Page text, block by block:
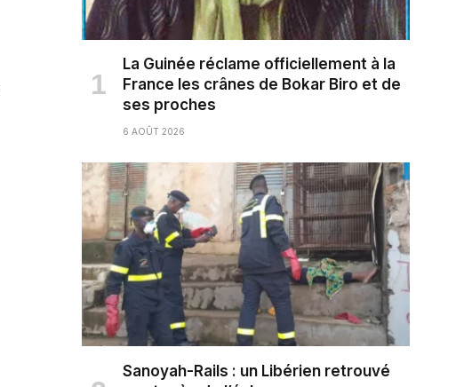
La Guinée réclame officiellement à la
France les crânes de Bokar Biro et de
ses proches
6 AOÛT 2026
Sanoyah-Rails : un Libérien retrouvé